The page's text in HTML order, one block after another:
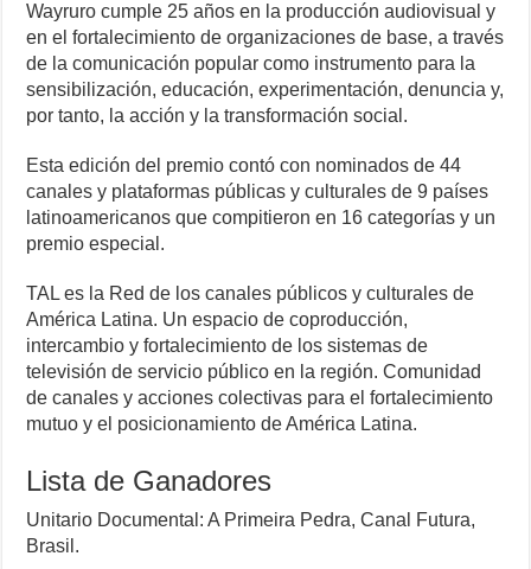
Wayruro cumple 25 años en la producción audiovisual y
en el fortalecimiento de organizaciones de base, a través
de la comunicación popular como instrumento para la
sensibilización, educación, experimentación, denuncia y,
por tanto, la acción y la transformación social.
Esta edición del premio contó con nominados de 44
canales y plataformas públicas y culturales de 9 países
latinoamericanos que compitieron en 16 categorías y un
premio especial.
TAL es la Red de los canales públicos y culturales de
América Latina. Un espacio de coproducción,
intercambio y fortalecimiento de los sistemas de
televisión de servicio público en la región. Comunidad
de canales y acciones colectivas para el fortalecimiento
mutuo y el posicionamiento de América Latina.
Lista de Ganadores
Unitario Documental: A Primeira Pedra, Canal Futura,
Brasil.